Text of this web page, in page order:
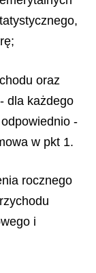
oraz
dla każdego
-
w pkt 1.
rocznego
i